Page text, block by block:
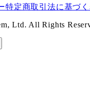
特定商取引法に基づ
Ltd. All Rights